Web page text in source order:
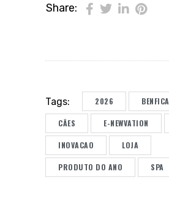
Share:
Tags: 2026 BENFICA
CÃES E-NEWVATION
INOVACAO LOJA
PRODUTO DO ANO SPA